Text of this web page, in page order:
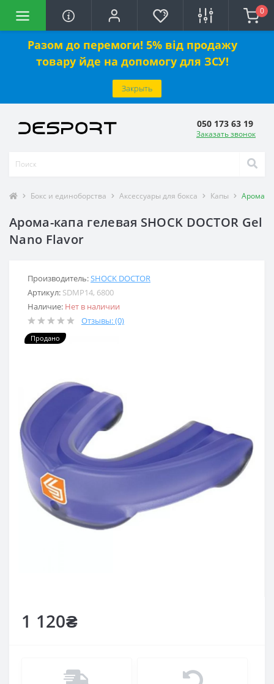
Разом до перемоги! 5% від продажу
товару йде на допомогу для ЗСУ!
Закрыть
0
050 173 63 19
Заказать звонок
Бокс и единоборства Аксессуары для бокса Капы Арома-
Арома-капа гелевая SHOCK DOCTOR Gel
Nano Flavor
Производитель:SHOCK DOCTOR
Артикул: SDMP14, 6800
Наличие: Нет в наличии
Отзывы: (0)
Продано
1 120₴